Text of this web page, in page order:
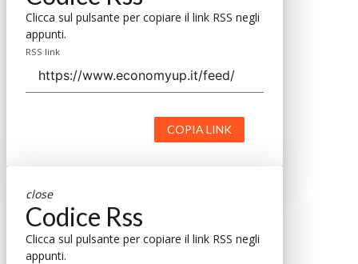
Clicca sul pulsante per copiare il link RSS negli
appunti.
RSS link
COPIA LINK
close
Codice Rss
Clicca sul pulsante per copiare il link RSS negli
appunti.